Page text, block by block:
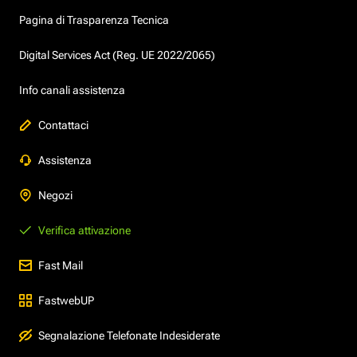
Pagina di Trasparenza Tecnica
Digital Services Act (Reg. UE 2022/2065)
Info canali assistenza
Contattaci
Assistenza
Negozi
Verifica attivazione
Fast Mail
FastwebUP
Segnalazione Telefonate Indesiderate